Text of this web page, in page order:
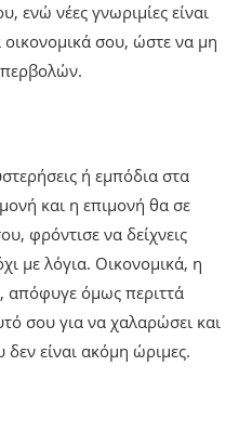
ενώ νέες γνωριμίες είναι
σου, ώστε να μη
ή εμπόδια στα
και η επιμονή θα σε
φρόντισε να δείχνεις
με λόγια. Οικονομικά, η
απόφυγε όμως περιττά
σου για να χαλαρώσει και
δεν είναι ακόμη ώριμες.